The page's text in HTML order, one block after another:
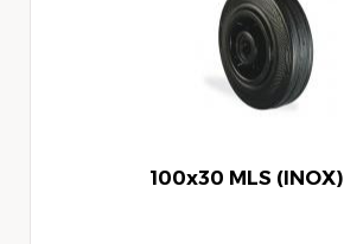
100x30 MLS (INOX)